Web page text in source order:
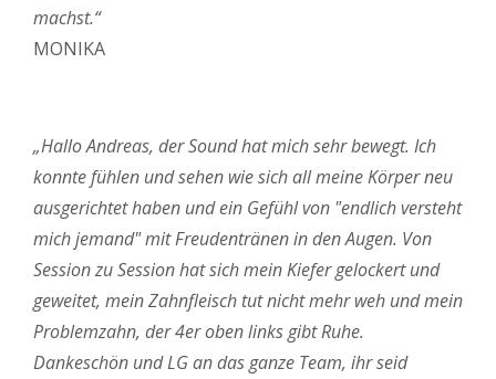
machst.“
MONIKA
„Hallo Andreas, der Sound hat mich sehr bewegt. Ich
konnte fühlen und sehen wie sich all meine Körper neu
ausgerichtet haben und ein Gefühl von "endlich versteht
mich jemand" mit Freudentränen in den Augen. Von
Session zu Session hat sich mein Kiefer gelockert und
geweitet, mein Zahnfleisch tut nicht mehr weh und mein
Problemzahn, der 4er oben links gibt Ruhe.
Dankeschön und LG an das ganze Team, ihr seid